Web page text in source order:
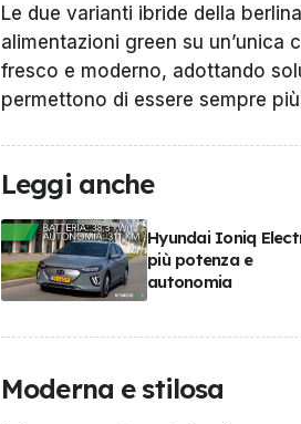
Le due varianti ibride della
alimentazioni green su
fresco e moderno, adottando
permettono di essere sempre più
Leggi anche
Hyundai Ioniq
più potenza e
autonomia
Moderna e stilosa